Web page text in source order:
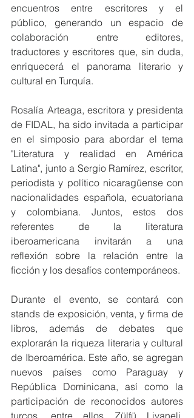
encuentros entre escritores y el
público, generando un espacio de
colaboración entre editores,
traductores y escritores que, sin duda,
enriquecerá el panorama literario y
cultural en Turquía.
Rosalía Arteaga, escritora y presidenta
de FIDAL, ha sido invitada a participar
en el simposio para abordar el tema
"Literatura y realidad en América
Latina", junto a Sergio Ramírez, escritor,
periodista y político nicaragüense con
nacionalidades española, ecuatoriana
y colombiana. Juntos, estos dos
referentes de la literatura
iberoamericana invitarán a una
reflexión sobre la relación entre la
ficción y los desafíos contemporáneos.
Durante el evento, se contará con
stands de exposición, venta, y firma de
libros, además de debates que
explorarán la riqueza literaria y cultural
de Iberoamérica. Este año, se agregan
nuevos países como Paraguay y
República Dominicana, así como la
participación de reconocidos autores
turcos, entre ellos Zülfü Livaneli.